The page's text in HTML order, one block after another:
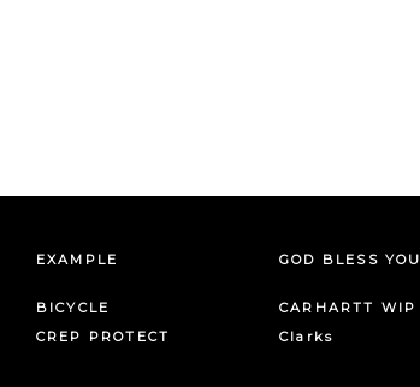
EXAMPLE GOD BLESS YOU
BICYCLE
CARHARTT WIP
CREP PROTECT Clarks